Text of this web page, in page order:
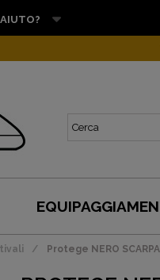
Protege NERO